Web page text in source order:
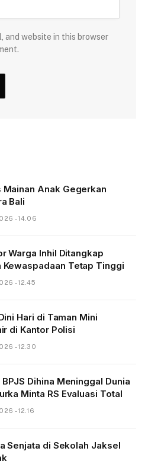
and website in this browser
Mainan Anak Gegerkan
Bali
- 14.06
Warga Inhil Ditangkap
Kewaspadaan Tetap Tinggi
- 12.45
Hari di Taman Mini
di Kantor Polisi
- 12.30
BPJS Dihina Meninggal Dunia
Minta RS Evaluasi Total
- 12.16
Senjata di Sekolah Jaksel